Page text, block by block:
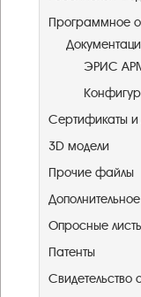
Программное
ЭРИС
Сертификаты и
3D модели
Прочие файлы
Опросные
Патенты